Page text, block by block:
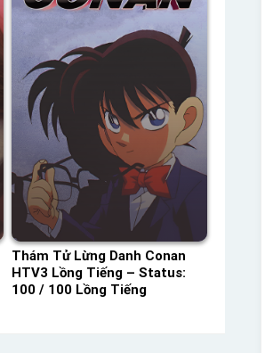
Thám Tử Lừng Danh Conan
HTV3 Lồng Tiếng – Status:
100 / 100 Lồng Tiếng